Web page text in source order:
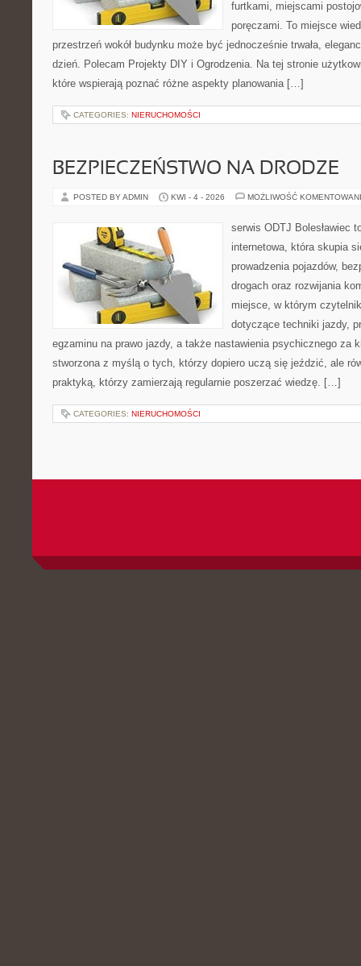
furtkami, miejscami
poręczami. To miejsce
przestrzeń wokół budynku może być jednocześnie trwała,
dzień. Polecam Projekty DIY i Ogrodzenia. Na tej stronie
które wspierają poznać różne aspekty planowania […]
CATEGORIES: NIERUCHOMOŚCI
BEZPIECZEŃSTWO NA DRODZE
POSTED BY ADMIN KWI - 4 - 2026 MOŻLIWOŚĆ
serwis ODTJ Bolesławiec
internetowa, która skupia
prowadzenia pojazdów,
drogach oraz rozwijania
miejsce, w którym
dotyczące techniki jazdy,
egzaminu na prawo jazdy, a także nastawienia psychicznego za
stworzona z myślą o tych, którzy dopiero uczą się jeździć, ale
praktyką, którzy zamierzają regularnie poszerzać wiedzę. […]
CATEGORIES: NIERUCHOMOŚCI